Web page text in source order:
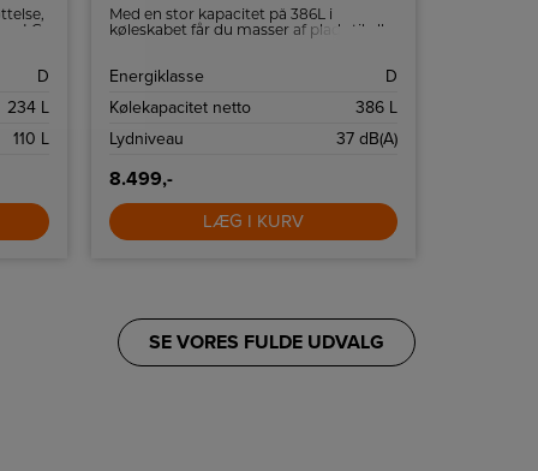
LG
D
234 L
110 L
Med en stor kapacitet på 386L i
køleskabet får du masser af plads til alle
Energiklasse
D
Kølekapacitet netto
386 L
Lydniveau
37 dB(A)
8.499,-
LÆG I KURV
SE VORES FULDE UDVALG